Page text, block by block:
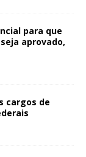
para que
aprovado,
cargos de